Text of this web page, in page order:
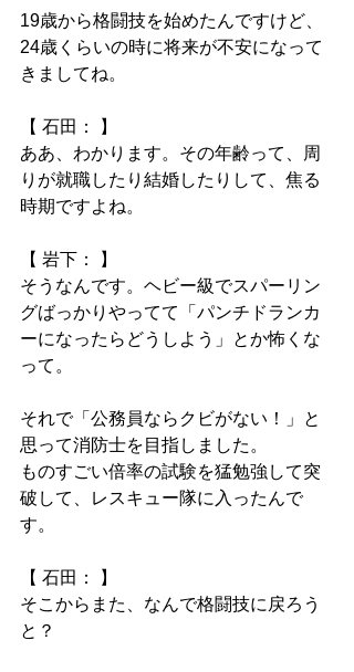
19歳から格闘技を始めたんですけど、
24歳くらいの時に将来が不安になって
きましてね。
【 石田： 】
ああ、わかります。その年齢って、周
りが就職したり結婚したりして、焦る
時期ですよね。
【 岩下： 】
そうなんです。ヘビー級でスパーリン
グばっかりやってて「パンチドランカ
ーになったらどうしよう」とか怖くな
って。
それで「公務員ならクビがない！」と
思って消防士を目指しました。
ものすごい倍率の試験を猛勉強して突
破して、レスキュー隊に入ったんで
す。
【 石田： 】
そこからまた、なんで格闘技に戻ろう
と？